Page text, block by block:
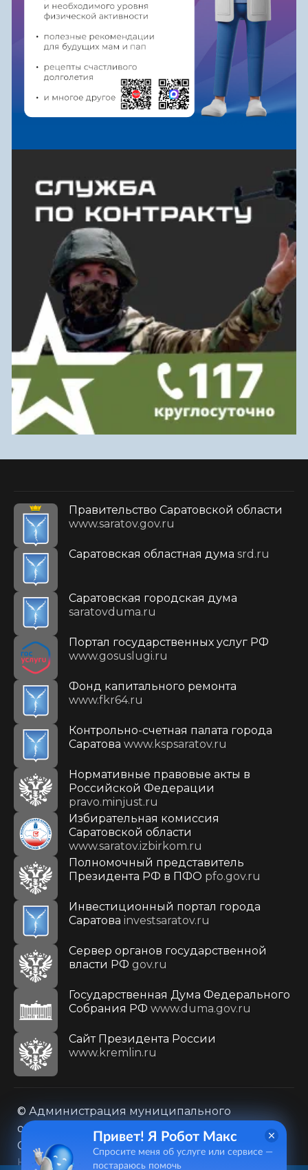
Правительство Саратовской области
www.saratov.gov.ru
Саратовская областная дума srd.ru
Саратовская городская дума
saratovduma.ru
Портал государственных услуг РФ
www.gosuslugi.ru
Фонд капитального ремонта
www.fkr64.ru
Контрольно-счетная палата города
Саратова www.kspsaratov.ru
Нормативные правовые акты в
Российской Федерации
pravo.minjust.ru
Избирательная комиссия
Саратовской области
www.saratov.izbirkom.ru
Полномочный представитель
Президента РФ в ПФО pfo.gov.ru
Инвестиционный портал города
Саратова investsaratov.ru
Сервер органов государственной
власти РФ gov.ru
Государственная Дума Федерального
Собрания РФ www.duma.gov.ru
Cайт Президента России
www.kremlin.ru
© Администрация муниципального
образования городского округа «Город
Саратов»
Контакты
Карта сайта
Привет! Я Робот Макс
Спросите меня об услуге или сервисе —
постараюсь помочь